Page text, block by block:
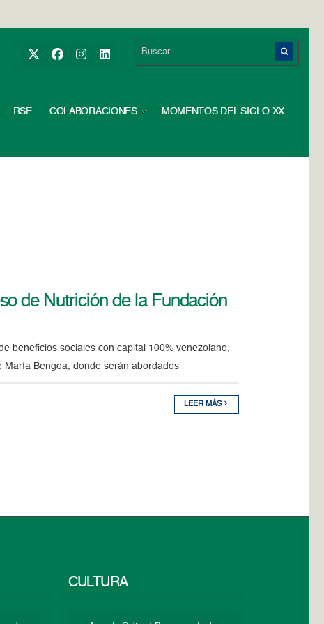
RSE COLABORACIONES MOMENTOS DEL SIGLO XX
de Nutrición de la Fundación
beneficios sociales con capital 100% venezolano,
María Bengoa, donde serán abordados
LEER MÁS
CULTURA